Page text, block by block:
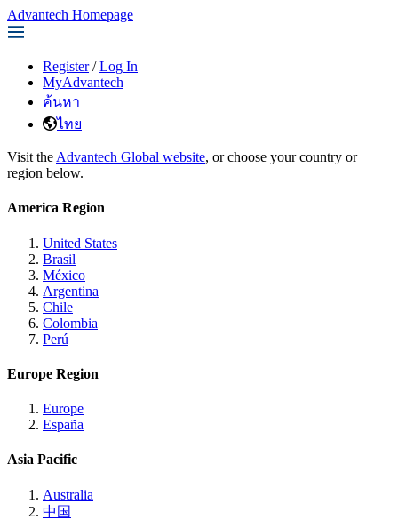
Advantech Homepage
Register / Log In
MyAdvantech
ค้นหา
ไทย
Visit the Advantech Global website, or choose your country or
region below.
America Region
United States
Brasil
México
Argentina
Chile
Colombia
Perú
Europe Region
Europe
España
Asia Pacific
Australia
中国